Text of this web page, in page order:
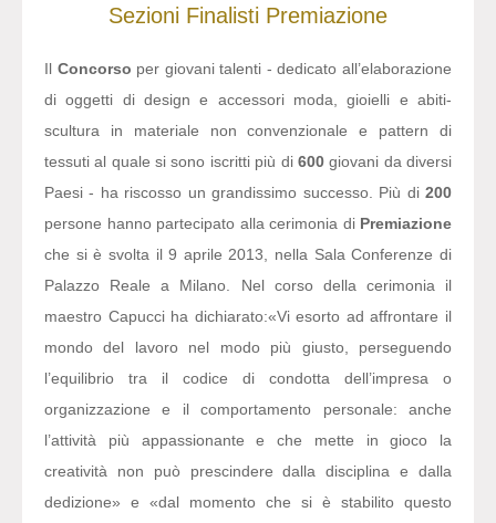
Sezioni Finalisti Premiazione
Il Concorso per giovani talenti - dedicato all’elaborazione
di oggetti di design e accessori moda, gioielli e abiti-
scultura in materiale non convenzionale e pattern di
tessuti al quale si sono iscritti più di 600giovani da diversi
Paesi - ha riscosso un grandissimo successo. Più di 200
persone hanno partecipato alla cerimonia di Premiazione
che si è svolta il 9 aprile 2013, nella Sala Conferenze di
Palazzo Reale a Milano. Nel corso della cerimonia il
maestro Capucci ha dichiarato:«Vi esorto ad affrontare il
mondo del lavoro nel modo più giusto, perseguendo
l’equilibrio tra il codice di condotta dell’impresa o
organizzazione e il comportamento personale: anche
l’attività più appassionante e che mette in gioco la
creatività non può prescindere dalla disciplina e dalla
dedizione» e «dal momento che si è stabilito questo